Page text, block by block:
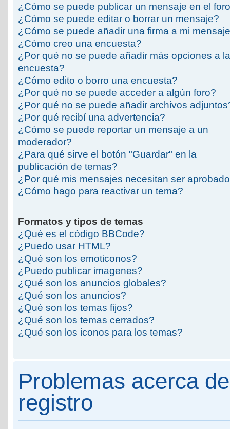
¿Cómo se puede publicar un mensaje en el
¿Cómo se puede editar o borrar un mensaje?
¿Cómo se puede añadir una firma a mi
¿Cómo creo una encuesta?
¿Por qué no se puede añadir más opciones a la
encuesta?
¿Cómo edito o borro una encuesta?
¿Por qué no se puede acceder a algún foro?
¿Por qué no se puede añadir archivos
¿Por qué recibí una advertencia?
¿Cómo se puede reportar un mensaje a un
moderador?
¿Para qué sirve el botón "Guardar" en la
publicación de temas?
¿Por qué mis mensajes necesitan ser
¿Cómo hago para reactivar un tema?
Formatos y tipos de temas
¿Qué es el código BBCode?
¿Puedo usar HTML?
¿Qué son los emoticonos?
¿Puedo publicar imagenes?
¿Qué son los anuncios globales?
¿Qué son los anuncios?
¿Qué son los temas fijos?
¿Qué son los temas cerrados?
¿Qué son los iconos para los temas?
Problemas acerca
registro